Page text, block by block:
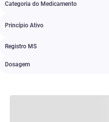
Categoria do Medicamento
Princípio Ativo
Registro MS
Dosagem